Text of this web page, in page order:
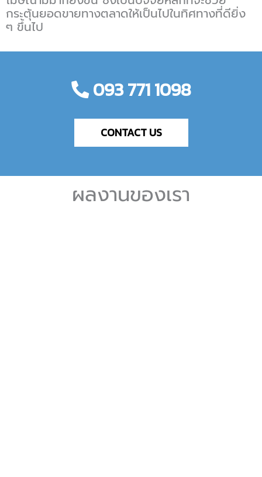
กระตุ้นยอดขายทางตลาดให้เป็นไปในทิศทางที่ดียิ่ง
ๆ ขึ้นไป
093 771 1098
CONTACT US
ผลงานของเรา